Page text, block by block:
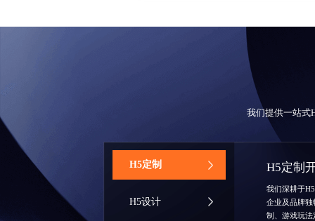
我们提供一站式
‌H5定制
H5设计
H5定制
我们深耕于
企业及品牌
制、游戏玩